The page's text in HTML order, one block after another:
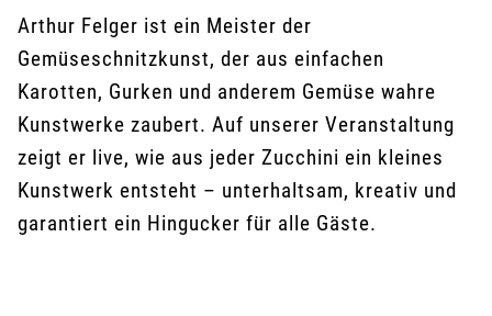
Arthur Felger ist ein Meister der
Gemüseschnitzkunst, der aus einfachen
Karotten, Gurken und anderem Gemüse wahre
Kunstwerke zaubert. Auf unserer Veranstaltung
zeigt er live, wie aus jeder Zucchini ein kleines
Kunstwerk entsteht – unterhaltsam, kreativ und
garantiert ein Hingucker für alle Gäste.